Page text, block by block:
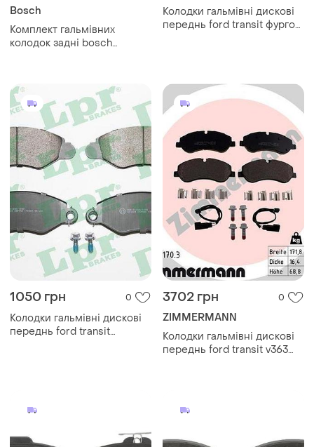
Bosch
Комплект гальмівних
колодок задні bosch
пластиною), mercedes 123
(w123) ford tourneo custom
v362
Колодки гальмівні дискові
переднь ford transit фургон
1050 грн 0
Колодки гальмівні дискові
переднь ford transit
3702 грн 0
ZIMMERMANN
Колодки гальмівні дискові
переднь ford transit v363